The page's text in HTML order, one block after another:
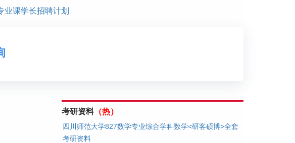
业课学长招聘计划
考研资料（热）
四川师范大学827数学专业综合学科数学<研客硕博>全套
考研资料